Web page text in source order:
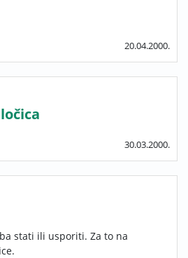
20.04.2000.
30.03.2000.
stati ili usporiti. Za to na